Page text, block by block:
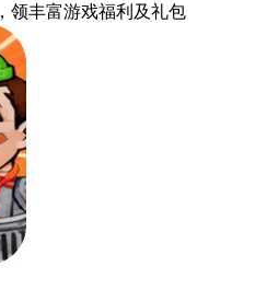
，领丰富游戏福利 及礼包